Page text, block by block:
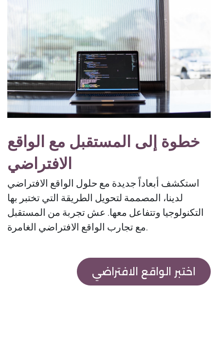
خطوة إلى المستقبل مع الواقع
الافتراضي
استكشف أبعاداً جديدة مع حلول الواقع الافتراضي
لدينا، المصممة لتحويل الطريقة التي تختبر بها
التكنولوجيا وتتفاعل معها. عش تجربة من المستقبل
مع تجارب الواقع الافتراضي الغامرة.